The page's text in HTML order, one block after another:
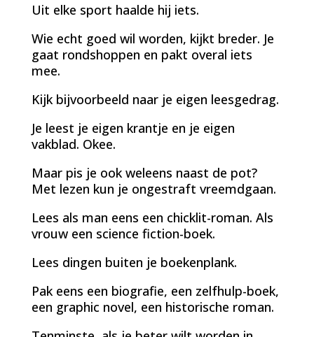
Uit elke sport haalde hij iets.
Wie echt goed wil worden, kijkt breder. Je
gaat rondshoppen en pakt overal iets
mee.
Kijk bijvoorbeeld naar je eigen leesgedrag.
Je leest je eigen krantje en je eigen
vakblad. Okee.
Maar pis je ook weleens naast de pot?
Met lezen kun je ongestraft vreemdgaan.
Lees als man eens een chicklit-roman. Als
vrouw een science fiction-boek.
Lees dingen buiten je boekenplank.
Pak eens een biografie, een zelfhulp-boek,
een graphic novel, een historische roman.